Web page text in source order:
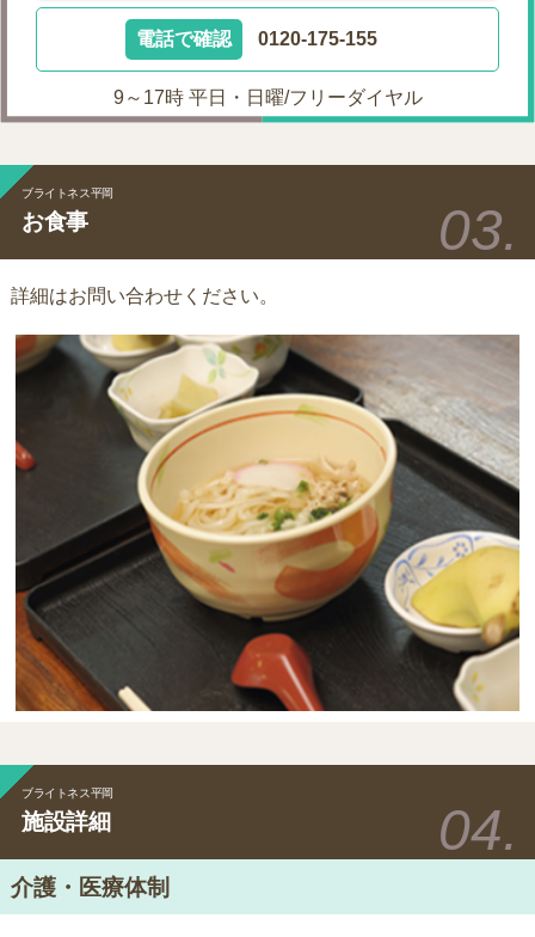
電話で確認 0120-175-155
9～17時 平日・日曜/フリーダイヤル
ブライトネス平岡
お食事
詳細はお問い合わせください。
ブライトネス平岡
施設詳細
介護・医療体制